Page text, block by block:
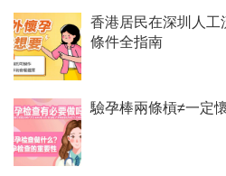
香港居民在深圳人工
條件全指南
驗孕棒兩條槓≠一定